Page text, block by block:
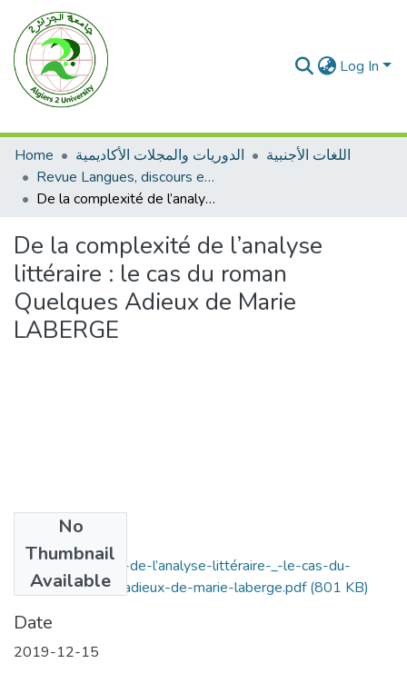
Log In
Home الدوريات والمجلات الأكاديمية
اللغات الأجنبية
Revue Langues, discours et inter cultures
De la complexité de l’analyse littéraire : le cas du roman Quelques Adieux de Marie LABERGE
De la complexité de l’analyse
littéraire : le cas du roman
Quelques Adieux de Marie
LABERGE
No
Thumbnail
Available
de-la-complexité-de-l’analyse-littéraire-_-le-cas-du-
roman-quelques-adieux-de-marie-laberge.pdf(801 KB)
Date
2019-12-15